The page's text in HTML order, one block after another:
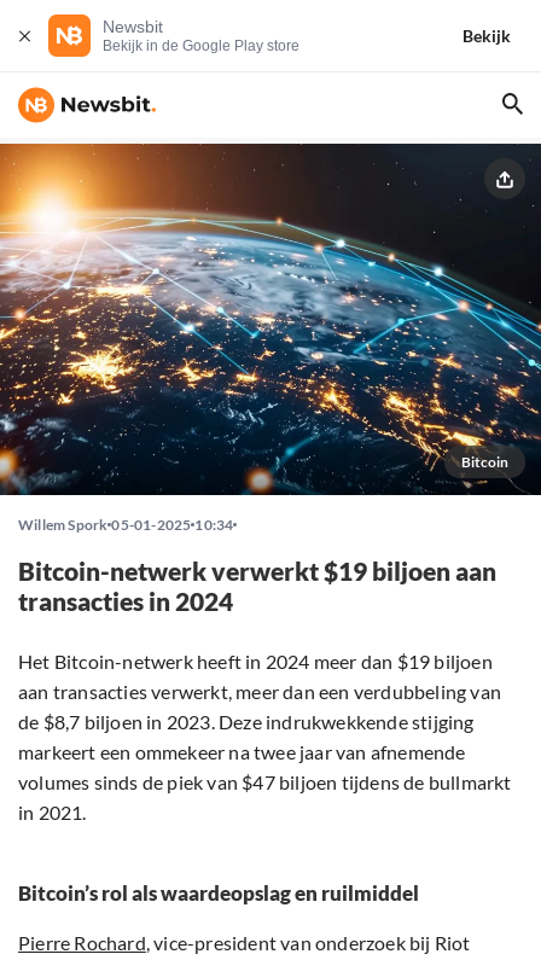
Newsbit
Bekijk in de Google Play store
Bekijk
Bitcoin
Willem Spork 05-01-2025 10:34
Bitcoin-netwerk verwerkt $19 biljoen aan
transacties in 2024
Het Bitcoin-netwerk heeft in 2024 meer dan $19 biljoen
aan transacties verwerkt, meer dan een verdubbeling van
de $8,7 biljoen in 2023. Deze indrukwekkende stijging
markeert een ommekeer na twee jaar van afnemende
volumes sinds de piek van $47 biljoen tijdens de bullmarkt
in 2021.
Bitcoin’s rol als waardeopslag en ruilmiddel
Pierre Rochard, vice-president van onderzoek bij Riot